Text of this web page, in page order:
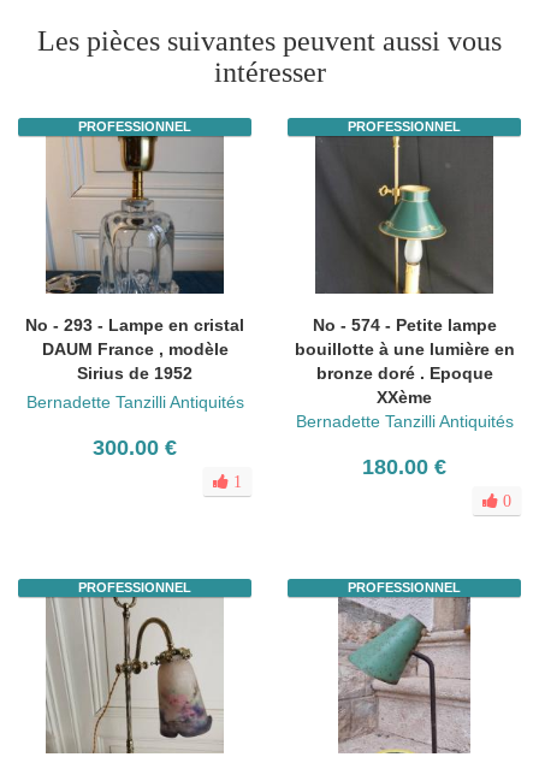
Les pièces suivantes peuvent aussi vous
intéresser
PROFESSIONNEL
No - 293 - Lampe en cristal
DAUM France , modèle
Sirius de 1952
Bernadette Tanzilli Antiquités
300.00 €
1
PROFESSIONNEL
No - 574 - Petite lampe
bouillotte à une lumière en
bronze doré . Epoque
XXème
Bernadette Tanzilli Antiquités
180.00 €
0
PROFESSIONNEL PROFESSIONNEL